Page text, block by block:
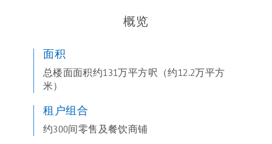
概览
面积
总楼面面积约131万平方呎（约12.2万平方
米）
租户组合
约300间零售及餐饮商铺